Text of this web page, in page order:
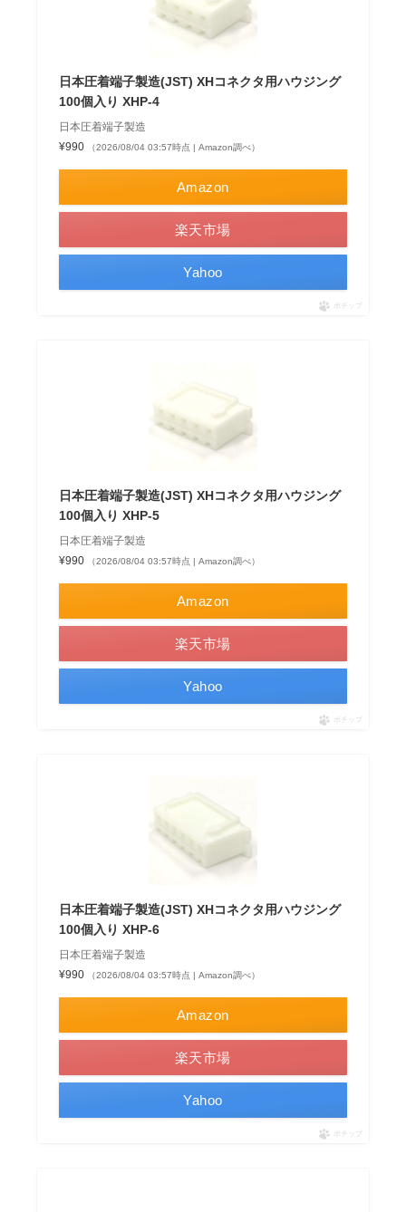
日本圧着端子製造(JST) XHコネクタ用ハウジング
100個入り XHP-4
日本圧着端子製造
¥990
（2026/08/04 03:57時点 | Amazon調べ）
Amazon
楽天市場
Yahoo
ポチップ
日本圧着端子製造(JST) XHコネクタ用ハウジング
100個入り XHP-5
日本圧着端子製造
¥990
（2026/08/04 03:57時点 | Amazon調べ）
Amazon
楽天市場
Yahoo
ポチップ
日本圧着端子製造(JST) XHコネクタ用ハウジング
100個入り XHP-6
日本圧着端子製造
¥990
（2026/08/04 03:57時点 | Amazon調べ）
Amazon
楽天市場
Yahoo
ポチップ